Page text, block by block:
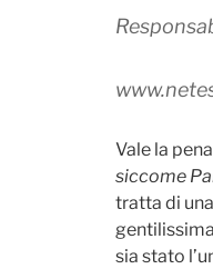
Vale la
siccome
tratta di
sia stato